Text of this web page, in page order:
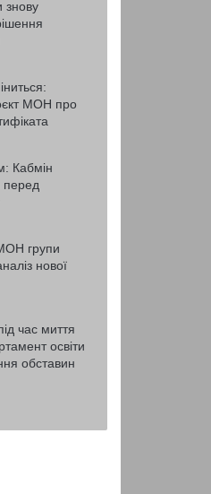
знову
МОН про
Кабмін
перед
групи
нової
час миття
освіти
обставин